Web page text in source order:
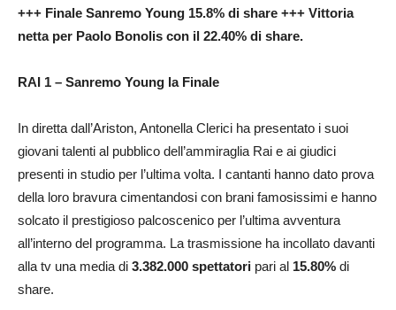
+++ Finale Sanremo Young 15.8% di share +++ Vittoria
netta per Paolo Bonolis con il 22.40% di share.
RAI 1 – Sanremo Young la Finale
In diretta dall’Ariston, Antonella Clerici ha presentato i suoi
giovani talenti al pubblico dell’ammiraglia Rai e ai giudici
presenti in studio per l’ultima volta. I cantanti hanno dato prova
della loro bravura cimentandosi con brani famosissimi e hanno
solcato il prestigioso palcoscenico per l’ultima avventura
all’interno del programma. La trasmissione ha incollato davanti
alla tv una media di 3.382.000 spettatori pari al 15.80% di
share.